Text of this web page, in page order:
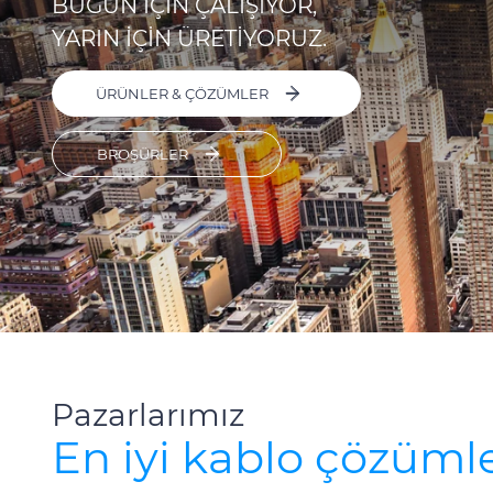
BUGÜN İÇİN ÇALIŞIYOR,
YARIN İÇİN ÜRETİYORUZ.
ÜRÜNLER & ÇÖZÜMLER
BROŞÜRLER
Pazarlarımız
En iyi kablo